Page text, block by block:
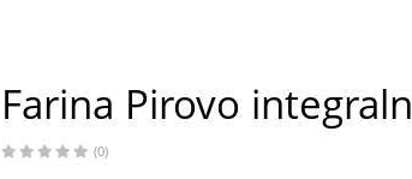
Farina Pirovo
(0)